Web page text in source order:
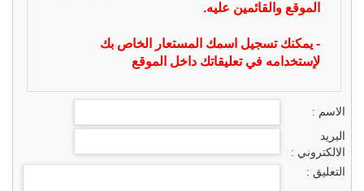
الموقع والقائمين عليه.
- يمكنك تسجيل اسمك المستعار الخاص بك
لإستخدامه في تعليقاتك داخل الموقع
الاسم :
البريد
الالكتروني :
التعليق :